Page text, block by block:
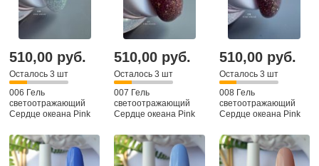
510,00 руб.
Осталось 3 шт
006 Гель
светоотражающий
Сердце океана Pink
510,00 руб.
Осталось 3 шт
007 Гель
светоотражающий
Сердце океана Pink
510,00 руб.
Осталось 3 шт
008 Гель
светоотражающий
Сердце океана Pink